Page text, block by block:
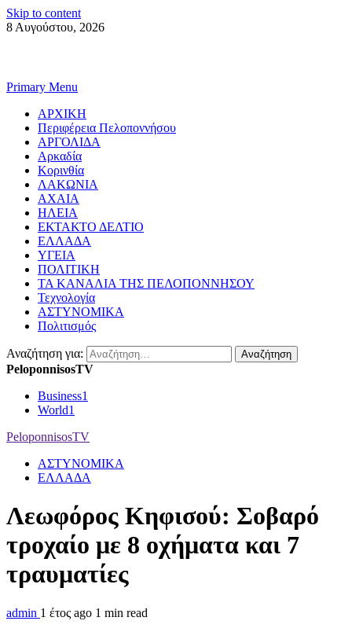
Skip to content
8 Αυγούστου, 2026
Primary Menu
ΑΡΧΙΚΗ
Περιφέρεια Πελοποννήσου
ΑΡΓΟΛΙΔΑ
Αρκαδία
Κορινθία
ΛΑΚΩΝΙΑ
ΑΧΑΙΑ
ΗΛΕΙΑ
ΕΚΤΑΚΤΟ ΔΕΛΤΙΟ
ΕΛΛΑΔΑ
ΥΓΕΙΑ
ΠΟΛΙΤΙΚΗ
ΤΑ ΚΑΝΑΛΙΑ ΤΗΣ ΠΕΛΟΠΟΝΝΗΣΟΥ
Τεχνολογία
ΑΣΤΥΝΟΜΙΚΑ
Πολιτισμός
Αναζήτηση για:
PeloponnisosTV
Business1
World1
PeloponnisosTV
ΑΣΤΥΝΟΜΙΚΑ
ΕΛΛΑΔΑ
Λεωφόρος Κηφισού: Σοβαρό
τροχαίο με 8 οχήματα και 7
τραυματίες
admin 1 έτος ago 1 min read